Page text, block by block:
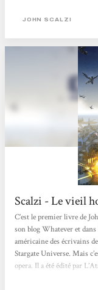
s’engager dans les
s’engager et à...
JOHN SCALZI
Scalzi - Le vieil
C’est le premier livre de
son blog Whatever et
américaine des écrivains
Stargate Universe. Mais
opera. Il a été édité par